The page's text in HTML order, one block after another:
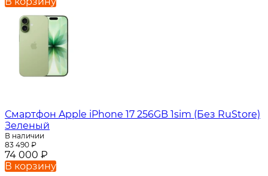
Смартфон Apple iPhone 17 256GB 1sim (Без RuStore)
Зеленый
В наличии
83 490 ₽
74 000 ₽
В корзину